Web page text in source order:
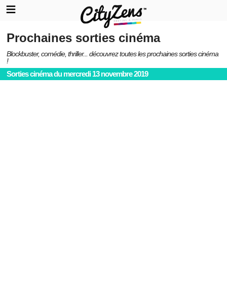
Prochaines sorties cinéma
Blockbuster, comédie, thriller... découvrez toutes les prochaines sorties cinéma
!
Sorties cinéma du mercredi 13 novembre 2019